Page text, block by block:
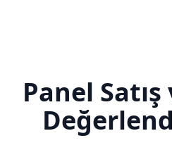
Panel